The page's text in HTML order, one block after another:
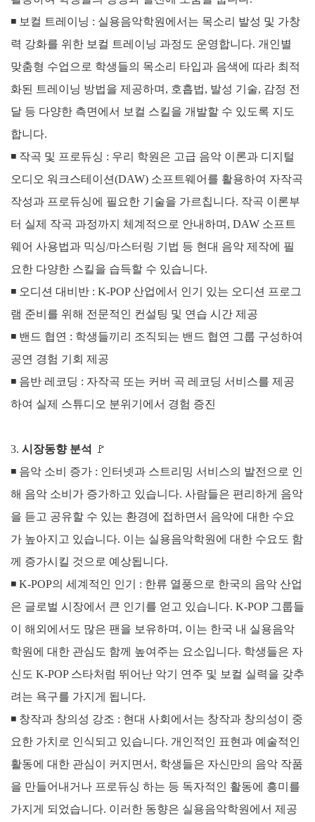
◾ 보컬 트레이닝 : 실용음악학원에서는 목소리 발성 및 가창
력 강화를 위한 보컬 트레이닝 과정도 운영합니다. 개인별
맞춤형 수업으로 학생들의 목소리 타입과 음색에 따라 최적
화된 트레이닝 방법을 제공하며, 호흡법, 발성 기술, 감정 전
달 등 다양한 측면에서 보컬 스킬을 개발할 수 있도록 지도
합니다.
◾ 작곡 및 프로듀싱 : 우리 학원은 고급 음악 이론과 디지털
오디오 워크스테이션(DAW) 소프트웨어를 활용하여 자작곡
작성과 프로듀싱에 필요한 기술을 가르칩니다. 작곡 이론부
터 실제 작곡 과정까지 체계적으로 안내하며, DAW 소프트
웨어 사용법과 믹싱/마스터링 기법 등 현대 음악 제작에 필
요한 다양한 스킬을 습득할 수 있습니다.
◾ 오디션 대비반 : K-POP 산업에서 인기 있는 오디션 프로그
램 준비를 위해 전문적인 컨설팅 및 연습 시간 제공
◾ 밴드 협연 : 학생들끼리 조직되는 밴드 협연 그룹 구성하여
공연 경험 기회 제공
◾ 음반 레코딩 : 자작곡 또는 커버 곡 레코딩 서비스를 제공
하여 실제 스튜디오 분위기에서 경험 증진
3. 시장동향 분석
🚩
◾ 음악 소비 증가 : 인터넷과 스트리밍 서비스의 발전으로 인
해 음악 소비가 증가하고 있습니다. 사람들은 편리하게 음악
을 듣고 공유할 수 있는 환경에 접하면서 음악에 대한 수요
가 높아지고 있습니다. 이는 실용음악학원에 대한 수요도 함
께 증가시킬 것으로 예상됩니다.
◾ K-POP의 세계적인 인기 : 한류 열풍으로 한국의 음악 산업
은 글로벌 시장에서 큰 인기를 얻고 있습니다. K-POP 그룹들
이 해외에서도 많은 팬을 보유하며, 이는 한국 내 실용음악
학원에 대한 관심도 함께 높여주는 요소입니다. 학생들은 자
신도 K-POP 스타처럼 뛰어난 악기 연주 및 보컬 실력을 갖추
려는 욕구를 가지게 됩니다.
◾ 창작과 창의성 강조 : 현대 사회에서는 창작과 창의성이 중
요한 가치로 인식되고 있습니다. 개인적인 표현과 예술적인
활동에 대한 관심이 커지면서, 학생들은 자신만의 음악 작품
을 만들어내거나 프로듀싱 하는 등 독자적인 활동에 흥미를
가지게 되었습니다. 이러한 동향은 실용음악학원에서 제공